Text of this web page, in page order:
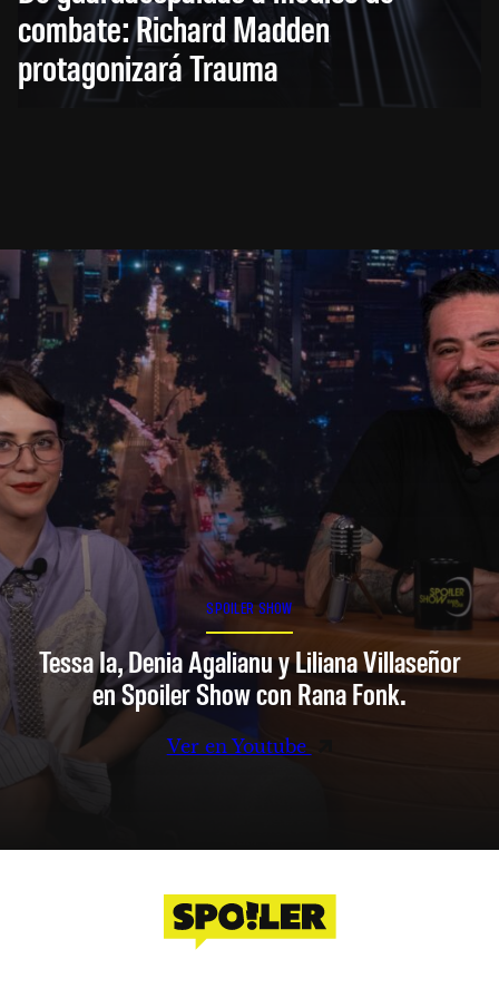
combate: Richard Madden
protagonizará Trauma
SPOILER SHOW
Tessa Ia, Denia Agalianu y Liliana Villaseñor
en Spoiler Show con Rana Fonk.
Ver en Youtube